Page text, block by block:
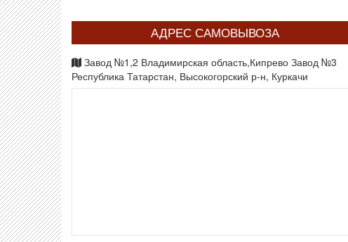
АДРЕС САМОВЫВОЗА
Завод №1,2 Владимирская область,Кипрево Завод №3
Республика Татарстан, Высокогорский р-н, Куркачи